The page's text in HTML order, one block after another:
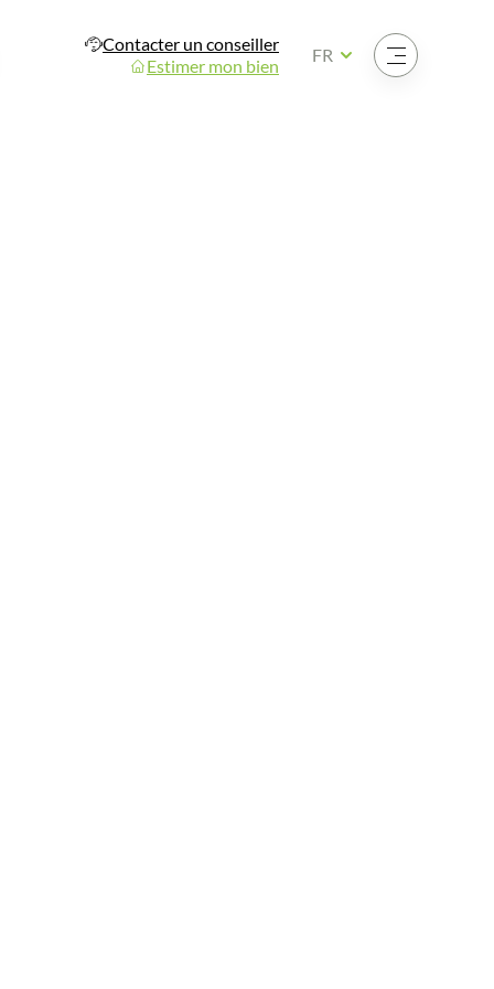
Contacter un conseiller
Estimer mon bien
Ouvrir le menu
FR